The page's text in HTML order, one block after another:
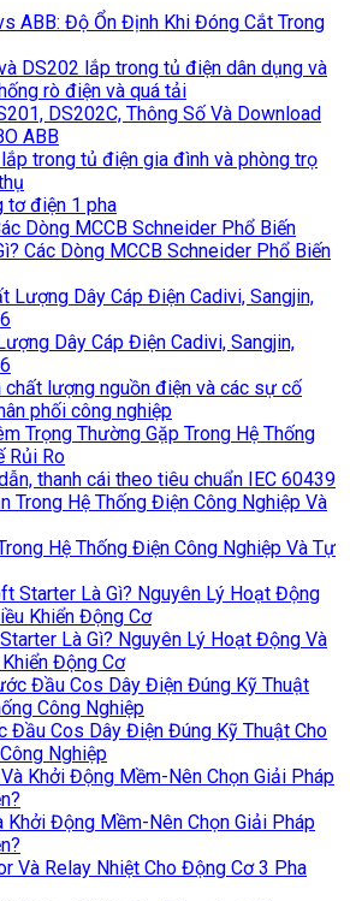
ABB: Độ Ổn Định Khi Đóng Cắt Trong
DS202C, Thông Số Và Download
ABB
tơ điện 1 pha
Các Dòng MCCB Schneider Phổ Biến
Dây Cáp Điện Cadivi, Sangjin,
Trọng Thường Gặp Trong Hệ Thống
Rủi Ro
thanh cái theo tiêu chuẩn IEC 60439
Hệ Thống Điện Công Nghiệp Và Tự
Là Gì? Nguyên Lý Hoạt Động Và
Động Cơ
Đầu Cos Dây Điện Đúng Kỹ Thuật Cho
Nghiệp
Khởi Động Mềm-Nên Chọn Giải Pháp